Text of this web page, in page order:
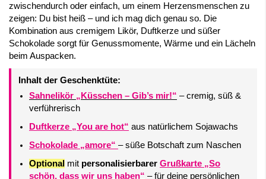
zwischendurch oder einfach, um einem Herzensmenschen zu
zeigen: Du bist heiß – und ich mag dich genau so. Die
Kombination aus cremigem Likör, Duftkerze und süßer
Schokolade sorgt für Genussmomente, Wärme und ein Lächeln
beim Auspacken.
Inhalt der Geschenktüte:
Sahnelikör „Küsschen – Gib’s mir!“ – cremig, süß &
verführerisch
Duftkerze „You are hot“ aus natürlichem Sojawachs
Schokolade „amore“ – süße Botschaft zum Naschen
Optional mit personalisierbarer Grußkarte „So
schön, dass wir uns haben“ – für deine persönlichen